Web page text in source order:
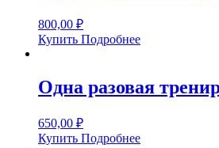
800,00 ₽
Купить Подробнее
Одна разовая
650,00 ₽
Купить Подробнее